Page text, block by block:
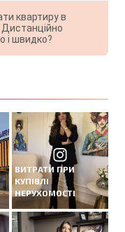
квартиру в
Дистанційно
і швидко?
ВИТРАТИ ПРИ
КУПІВЛІ
НЕРУХОМОСТІ